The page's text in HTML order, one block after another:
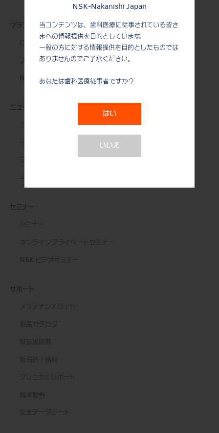
NSK-Nakanishi Japan
当コンテンツは、歯科医療に従事されている皆さ
まへの情報提供を目的としています。
一般の方に対する情報提供を目的としたものでは
ありませんのでご了承ください。
あなたは歯科医療従事者ですか？
はい
いいえ
ブランド
Create it
プロのための究極の道具
NSK STUDIO
ニュース&イベント
イベント
フォトギャラリー
キャンペーン
セミナー
セミナー
オンラインプライベートセミナー
NSK ビデオセミナー
サポート
メンテナンスガイド
製品カタログ
取扱説明書
販売終了情報
クリニカルレポート
臨床動画
安全データシート